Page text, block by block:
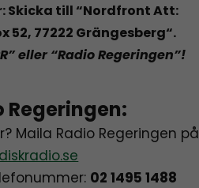
till “Nordfront Att:
52, 77222 Grängesberg“.
eller “Radio Regeringen”!
Regeringen:
Maila Radio Regeringen på
02 1495 1488